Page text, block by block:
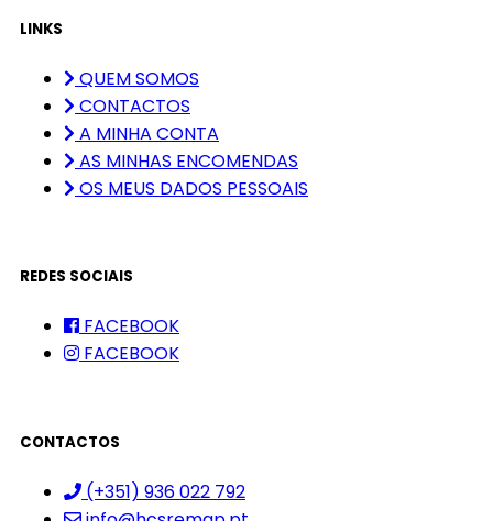
LINKS
QUEM SOMOS
CONTACTOS
A MINHA CONTA
AS MINHAS ENCOMENDAS
OS MEUS DADOS PESSOAIS
REDES SOCIAIS
FACEBOOK
FACEBOOK
CONTACTOS
(+351) 936 022 792